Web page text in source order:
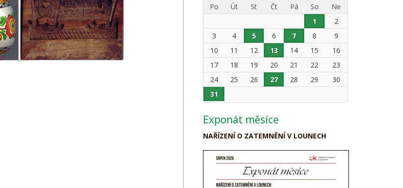
Po
Út St Čt Pá So
Ne
1
2
3
4 5 6 7 8
9
10
11 12 13 14 15
16
17
18 19 20 21 22
23
24
25 26 27 28 29
30
31
Exponát měsíce
NAŘÍZENÍ O ZATEMNĚNÍ V LOUNECH